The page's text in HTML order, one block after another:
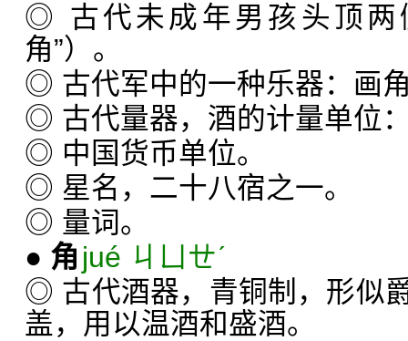
◎ 古代未成年男孩头顶两
角”）。
◎ 古代军中的一种乐器：画
◎ 古代量器，酒的计量单位
◎ 中国货币单位。
◎ 星名，二十八宿之一。
◎ 量词。
● 角 jué ㄐㄩㄝˊ
◎ 古代酒器，青铜制，形似
盖，用以温酒和盛酒。